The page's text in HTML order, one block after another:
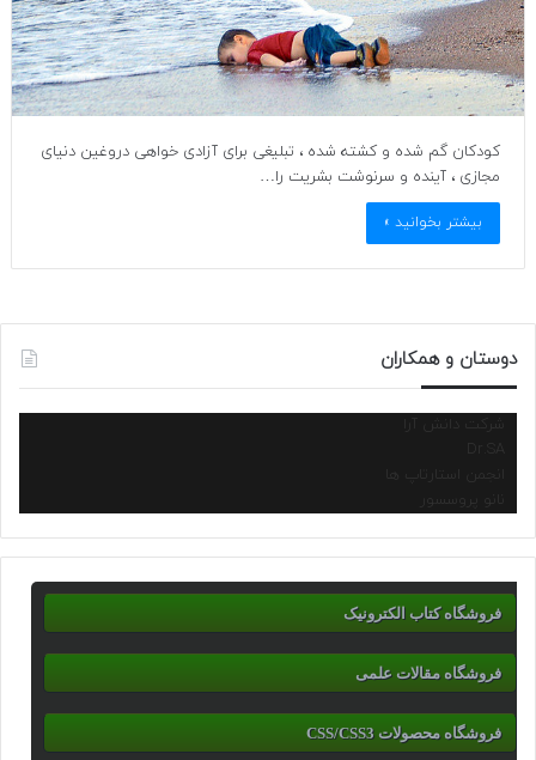
کودکان گم شده و کشته شده ، تبلیغی برای آزادی خواهی دروغین دنیای
مجازی ، آینده و سرنوشت بشریت را…
بیشتر بخوانید »
دوستان و همکاران
شرکت دانش آرا
انجمن استارتاپ ها
نانو پروسسور
فروشگاه کتاب الکترونیک
فروشگاه مقالات علمی
فروشگاه محصولات CSS/CSS3